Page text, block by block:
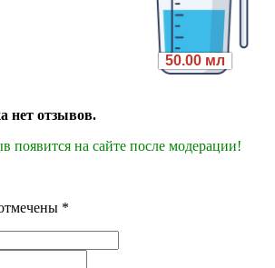
50.00 мл
нет отзывов.
появится на сайте после модерации!
*